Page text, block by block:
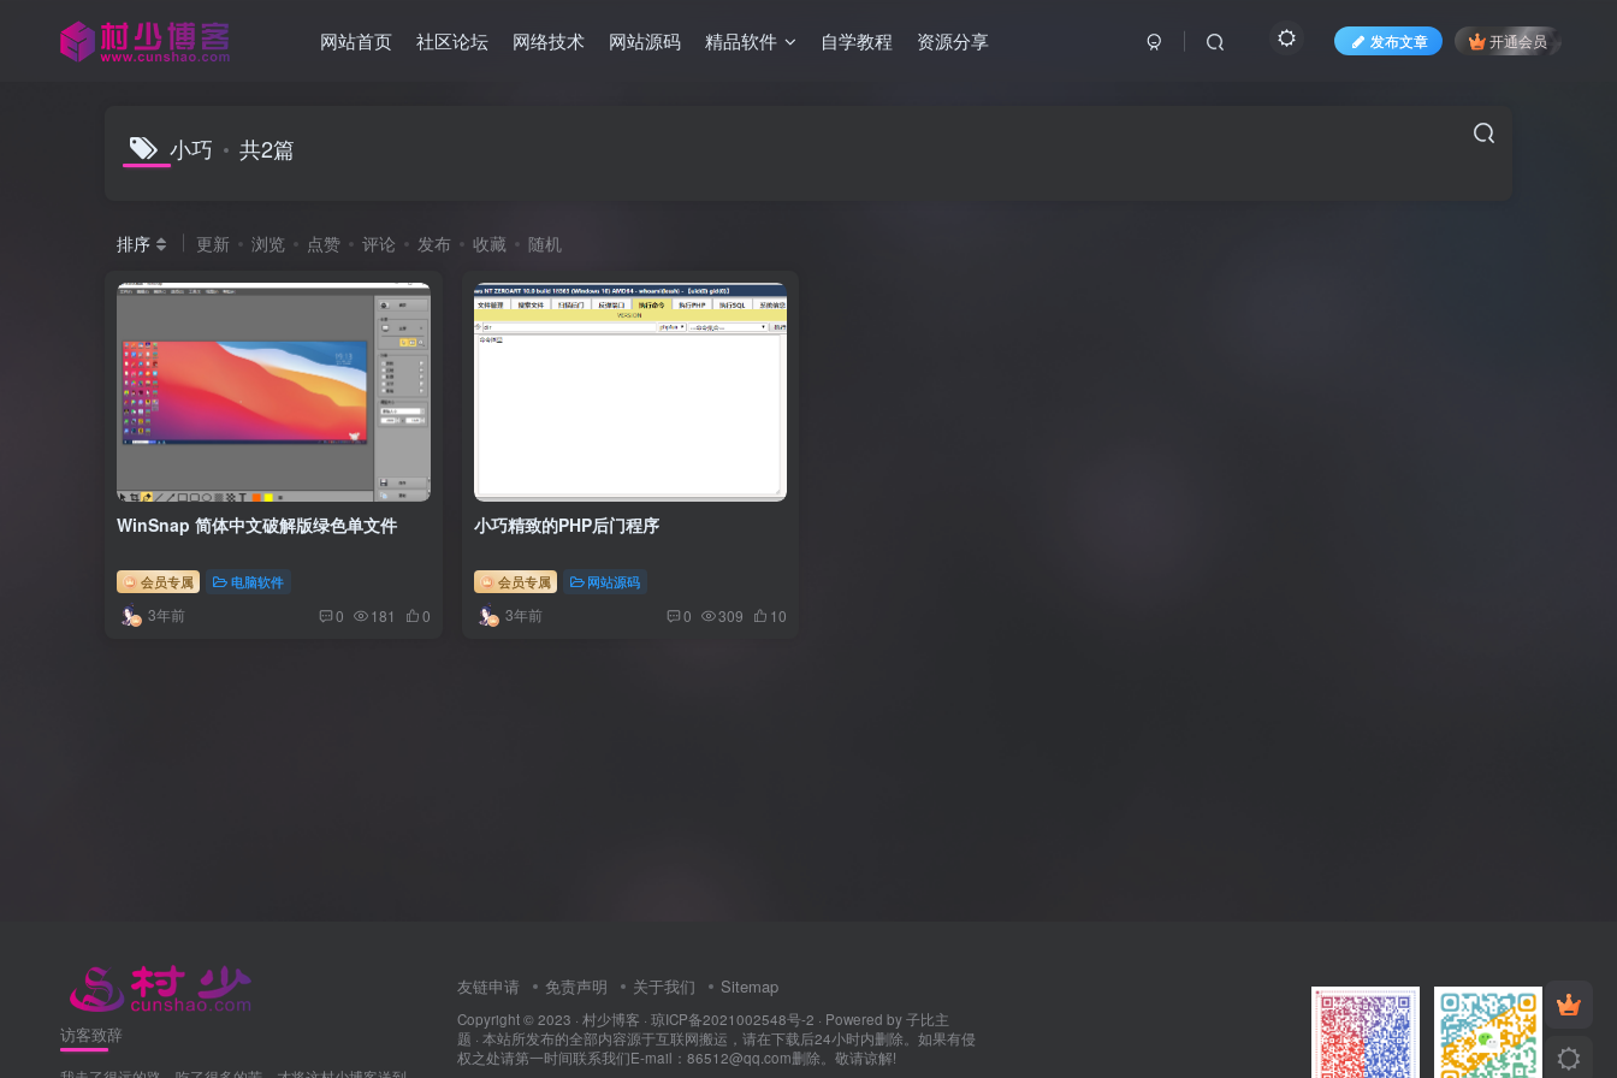
网站首页 社区论坛 网络技术 网站源码 精品软件 自学教程 资源分享 发布文章 开通会员
小巧 共2篇
排序 更新 浏览 点赞 评论 发布 收藏 随机
WinSnap 简体中文破解版绿色单文件
会员专属 电脑软件
3年前 0 181 0
小巧精致的PHP后门程序
会员专属 网站源码
3年前 0 309 10
访客致辞
友链申请 免责声明 关于我们 Sitemap
Copyright © 2023 · 村少博客 · 琼ICP备2021002548号-2 · Powered by子比主
题 · 本站所发布的全部内容源于互联网搬运，请在下载后24小时内删除。如果有侵
权之处请第一时间联系我们E-mail：86512@qq.com删除。敬请谅解!